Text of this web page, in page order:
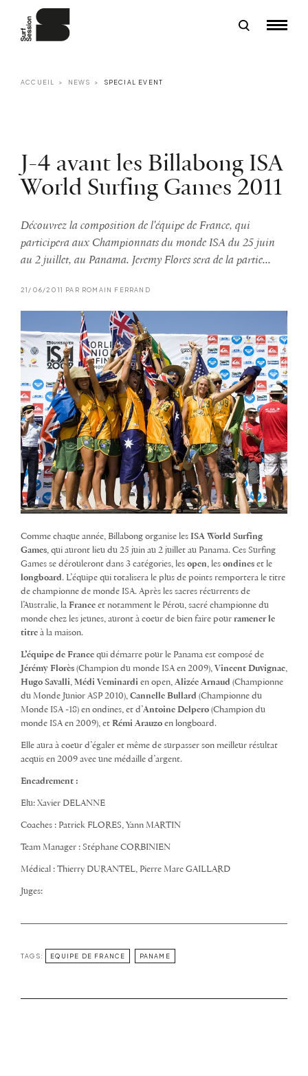
ACCUEIL NEWS SPECIAL EVENT
J-4 avant les Billabong ISA
World Surfing Games 2011
Découvrez la composition de l'équipe de France, qui
participera aux Championnats du monde ISA du 25 juin
au 2 juillet, au Panama. Jeremy Flores sera de la partie...
21/06/2011 PAR ROMAIN FERRAND
Comme chaque année, Billabong organise les ISA World Surfing
Games, qui auront lieu du 25 juin au 2 juillet au Panama. Ces Surfing
Games se dérouleront dans 3 catégories, les open, les ondines et le
longboard . L’équipe qui totalisera le plus de points remportera le titre
de championne de monde ISA. Après les sacres récurrents de
l’Australie, la France et notamment le Pérou, sacré championne du
monde chez les jeunes, auront à coeur de bien faire pour ramener le
titre à la maison.
L’équipe de France qui démarre pour le Panama est composé de
Jérémy Florès (Champion du monde ISA en 2009), Vincent Duvignac,
Hugo Savalli, Médi Veminardi en open, Alizée Arnaud (Championne
du Monde Junior ASP 2010), Cannelle Bullard (Championne du
Monde ISA -18) en ondines, et d’Antoine Delpero (Champion du
monde ISA en 2009), et Rémi Arauzo en longboard.
Elle aura à coeur d’égaler et même de surpasser son meilleur résultat
acquis en 2009 avec une médaille d’argent.
Encadrement :
Elu: Xavier DELANNE
Coaches : Patrick FLORES, Yann MARTIN
Team Manager : Stéphane CORBINIEN
Médical : Thierry DURANTEL, Pierre Marc GAILLARD
Juges:
TAGS: EQUIPE DE FRANCE PANAME